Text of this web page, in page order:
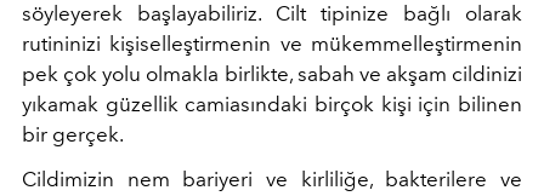
söyleyerek başlayabiliriz. Cilt tipinize bağlı olarak
rutininizi kişiselleştirmenin ve mükemmelleştirmenin
pek çok yolu olmakla birlikte, sabah ve akşam cildinizi
yıkamak güzellik camiasındaki birçok kişi için bilinen
bir gerçek.
Cildimizin nem bariyeri ve kirliliğe, bakterilere ve